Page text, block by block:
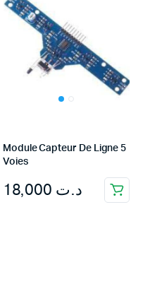
Module Capteur De Ligne 5
Voies
د.ت